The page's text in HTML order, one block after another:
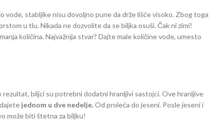
vode, stabljike nisu dovoljno pune da drže lišće visoko. Zbog toga
u tlu. Nikada ne dozvolite da se biljka osuši. Čak ni zimi!
količina. Najvažnija stvar? Dajte male količine vode, umesto
biljci su potrebni dodatni hranljivi sastojci. Ove hranljive
jednom u dve nedelje.Od proleća do jeseni. Posle jeseni i
može biti štetna za biljku!